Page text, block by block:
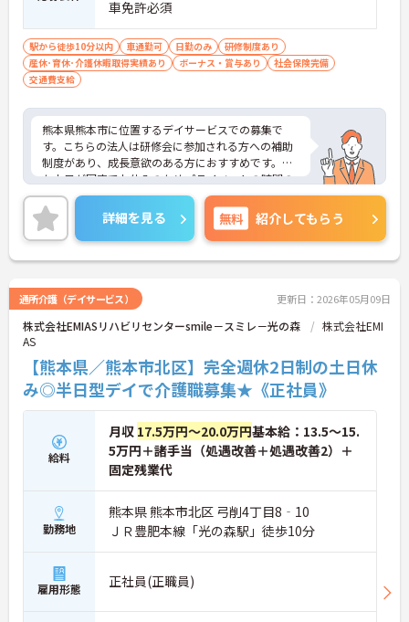
車免許必須
駅から徒歩10分以内 車通勤可 日勤のみ
研修制度あり
産休･育休･介護休暇取得実績あり
ボーナス・賞与あり
社会保険完備
交通費支給
熊本県熊本市に位置するデイサービスでの募集で
す。こちらの法人は研修会に参加される方への補助
制度があり、成長意欲のある方におすすめです。ま
た土日が固定でお休みのためプライベートの時間の
確保もしやすいです。最寄り駅からは徒歩徒歩10分
圏内で、マイカー通勤も可能ですので安心して通勤
ができます。ご興味のある方はご面接のポイントを
お伝えしますので、お気軽にお問い合わせくださ
い。
詳細を見る 無料 紹介してもらう
通所介護（デイサービス） 更新日：2026年05月09日
株式会社EMIASリハビリセンターsmile－スミレ－光の森
株式会社EMI
AS
【熊本県／熊本市北区】完全週休2日制の土日休
み◎半日型デイで介護職募集★《正社員》
給料
月収 17.5万円～20.0万円基本給：13.5～15.
5万円＋諸手当（処遇改善＋処遇改善2）＋
固定残業代
勤務地
熊本県 熊本市北区 弓削4丁目8‐10
ＪＲ豊肥本線「光の森駅」徒歩10分
雇用形態 正社員(正職員)